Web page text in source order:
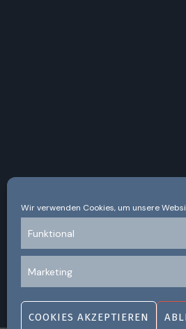
Wir verwenden Cookies, um unsere
Funktional
Marketing
COOKIES AKZEPTIEREN